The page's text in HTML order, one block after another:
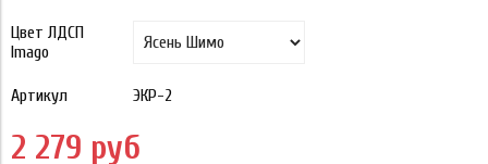
Цвет ЛДСП
Imago
Артикул ЭКР-2
2 279 руб